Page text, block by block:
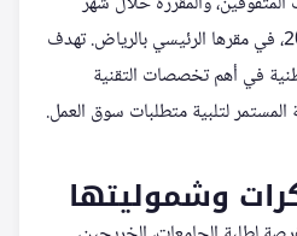
أغسطس من العام الحالي 2026، في مقرها الرئيسي بالرياض. تهدف
في أهم تخصصات التقنية
لتلبية متطلبات سوق العمل.
وشموليتها